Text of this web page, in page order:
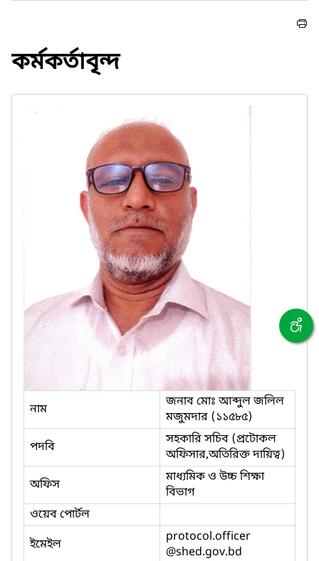
কর্মকর্তাবৃন্দ
নাম
জনাব মোঃ আব্দুল জলিল
মজুমদার (১১৫৮৫)
পদবি
সহকারি সচিব (প্রটোকল
অফিসার,অতিরিক্ত দায়িত্ব)
অফিস
মাধ্যমিক ও উচ্চ শিক্ষা
বিভাগ
ওয়েব পোর্টল
ইমেইল
protocol.officer
@shed.gov.bd